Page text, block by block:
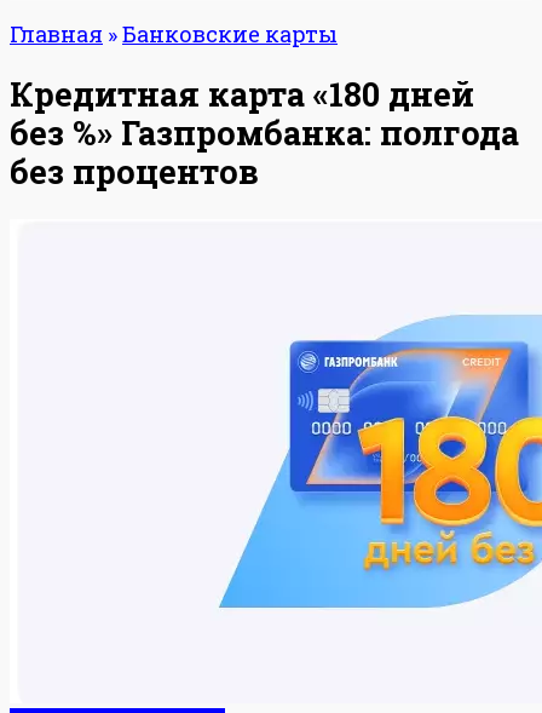
Главная »Банковские карты
Кредитная карта «180 дней
без %» Газпромбанка: полгода
без процентов